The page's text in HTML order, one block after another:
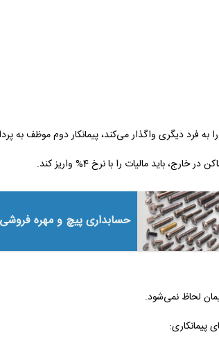
را به فرد دیگری واگذار می‌کند، پیمانکار دوم موظف به
باید مالیات را با نرخ 4% واریز کند.
حسابداری پیچ و مهره فروشی
لحاظ نمی‌شود.
پیمانکاری: